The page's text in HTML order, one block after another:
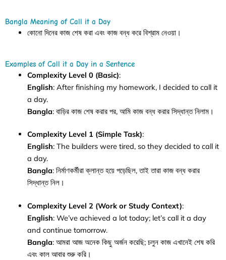
Bangla Meaning of Call it a Day
কোনো দিনের কাজ শেষ করা এবং কাজ বন্ধ করে বিশ্রাম নেওয়া।
Examples of Call it a Day in a Sentence
Complexity Level 0 (Basic):
English: After finishing my homework, I decided to call it
a day.
Bangla: বাড়ির কাজ শেষ করার পর, আমি কাজ বন্ধ করার সিদ্ধান্ত নিলাম।
Complexity Level 1 (Simple Task):
English: The builders were tired, so they decided to call it
a day.
Bangla: নির্মাণকর্মীরা ক্লান্ত হয়ে পড়েছিল, তাই তারা কাজ বন্ধ করার
সিদ্ধান্ত নিল।
Complexity Level 2 (Work or Study Context):
English: We’ve achieved a lot today; let’s call it a day
and continue tomorrow.
Bangla: আমরা আজ অনেক কিছু অর্জন করেছি; চলুন কাজ এখানেই শেষ করি
এবং কাল আবার শুরু করি।